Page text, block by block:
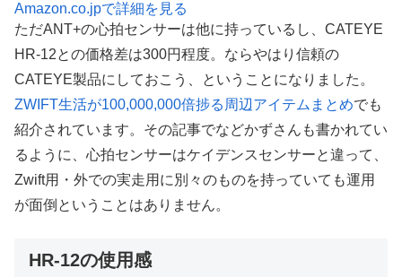
Amazon.co.jpで詳細を見る
ただANT+の心拍センサーは他に持っているし、CATEYE
HR-12との価格差は300円程度。ならやはり信頼の
CATEYE製品にしておこう、ということになりました。
ZWIFT生活が100,000,000倍捗る周辺アイテムまとめでも
紹介されています。その記事でなどかずさんも書かれてい
るように、心拍センサーはケイデンスセンサーと違って、
Zwift用・外での実走用に別々のものを持っていても運用
が面倒ということはありません。
HR-12の使用感